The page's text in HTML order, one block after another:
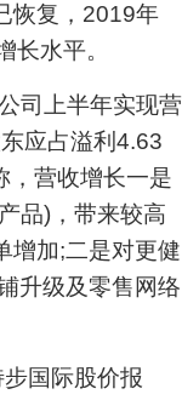
恢复，2019年
长水平。
司上半年实现营
应占溢利4.63
，营收增长一是
品)，带来较高
增加;二是对更健
升级及零售网络
国际股价报